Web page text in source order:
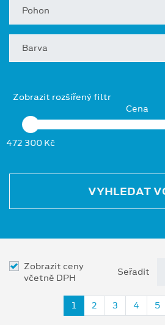
Pohon
Barva
Zobrazit rozšířený filtr
Cena
472 300 Kč
VYHLEDAT
Zobrazit ceny
včetně DPH
Seřadit
1 2 3 4 5